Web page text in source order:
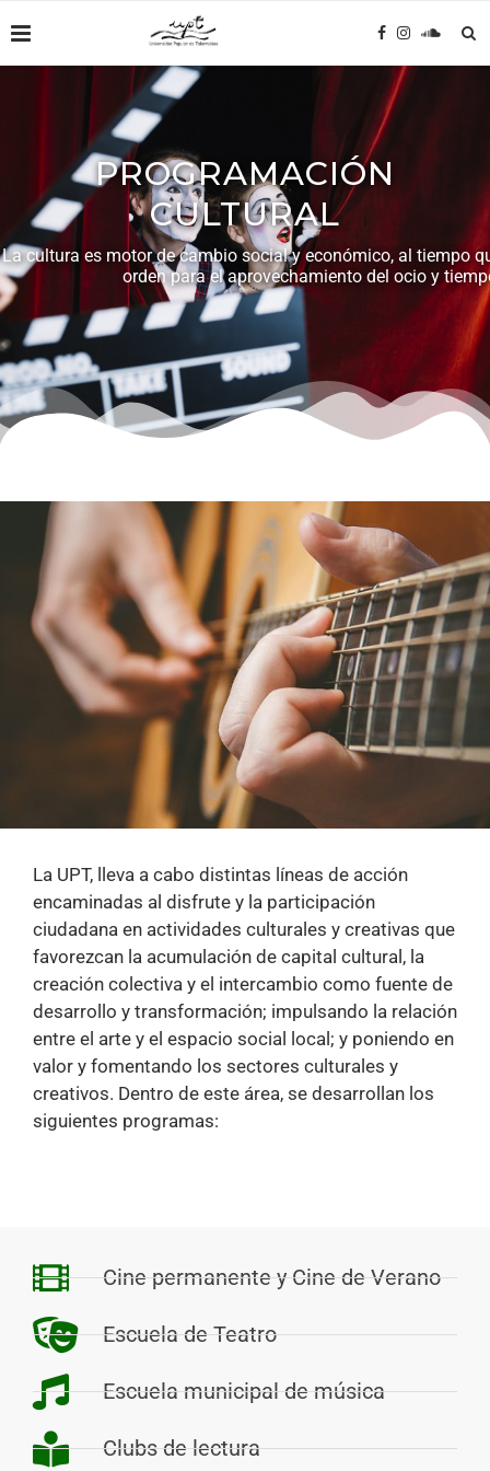
PROGRAMACIÓN
CULTURAL
La cultura es motor de cambio social y económico, al tiempo
orden para el aprovechamiento del ocio y
La UPT, lleva a cabo distintas líneas de acción
encaminadas al disfrute y la participación
ciudadana en actividades culturales y creativas que
favorezcan la acumulación de capital cultural, la
creación colectiva y el intercambio como fuente de
desarrollo y transformación; impulsando la relación
entre el arte y el espacio social local; y poniendo en
valor y fomentando los sectores culturales y
creativos. Dentro de este área, se desarrollan los
siguientes programas:
Cine permanente y Cine de Verano
Escuela de Teatro
Escuela municipal de música
Clubs de lectura